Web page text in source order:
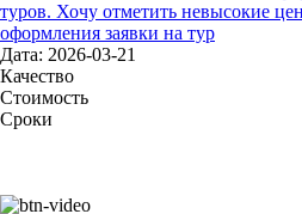
туров. Хочу отметить невысокие
оформления заявки на тур
Дата: 2026-03-21
Качество
Стоимость
Сроки